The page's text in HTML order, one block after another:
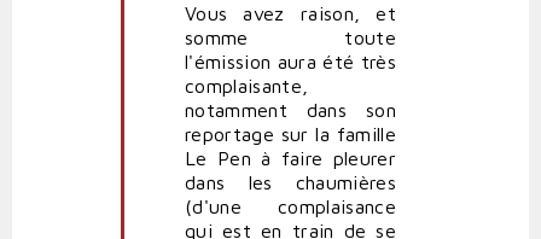
participant
l'émission
Polit'producteur
(non
vérifié)
Vous avez raison, et
somme toute
l'émission aura été très
complaisante,
notamment dans son
reportage sur la famille
Le Pen à faire pleurer
dans les chaumières
(d'une complaisance
qui est en train de se